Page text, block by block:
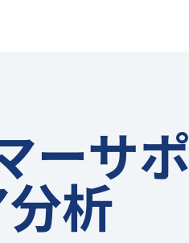
ーサポ
析